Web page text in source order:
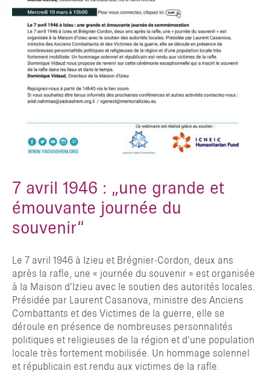
GEBEN SIE ZUM SUCHEN ENTER ODER ZUM SCHLIESSEN ESC E
IN
7 avril 1946 : „une grande et
émouvante journée du
souvenir“
Le 7 avril 1946 à Izieu et Brégnier-Cordon, deux ans
après la rafle, une « journée du souvenir » est organisée
à la Maison d’Izieu avec le soutien des autorités locales.
Présidée par Laurent Casanova, ministre des Anciens
Combattants et des Victimes de la guerre, elle se
déroule en présence de nombreuses personnalités
politiques et religieuses de la région et d’une population
locale très fortement mobilisée. Un hommage solennel
et républicain est rendu aux victimes de la rafle.